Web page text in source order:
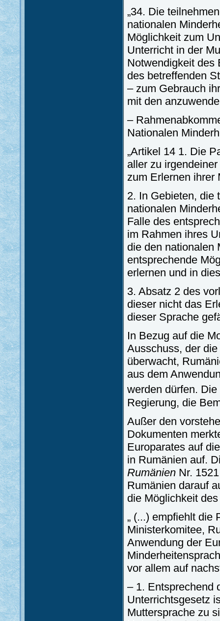
„34. Die
nationalen
Möglichkeit zum
Unterricht in der
Notwendigkeit des
des betreffenden
– zum Gebrauch
mit den
–
Nationalen
„Artikel 14 1. Die
aller zu
zum Erlernen ihrer
2. In Gebieten, die
nationalen
Falle des
im Rahmen ihres
die den nationalen
entsprechende
erlernen und in
3. Absatz 2 des
dieser nicht das
dieser Sprache
In Bezug auf die
Ausschuss, der
überwacht,
aus dem
werden dürfen.
Regierung, die
Außer den
Dokumenten
Europarates auf
in Rumänien auf.
Rumänien Nr.
Rumänien darauf
die Möglichkeit
„ (...) empfiehlt die
Ministerkomitee,
Anwendung der
vor allem auf
– 1. Entsprechend
Unterrichtsgesetz
Muttersprache zu